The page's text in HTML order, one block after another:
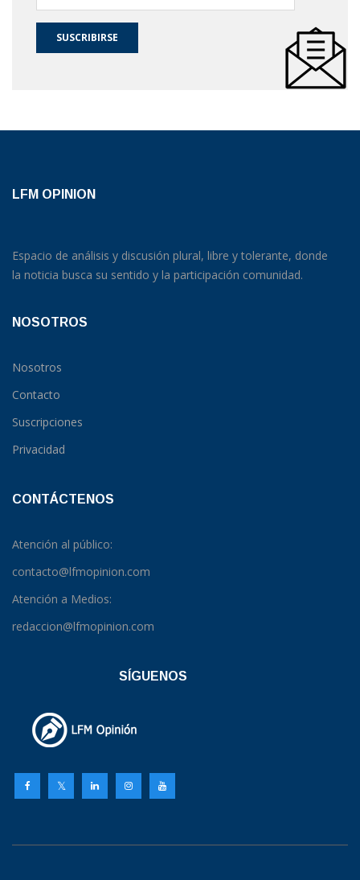
SUSCRIBIRSE
LFM OPINION
Espacio de análisis y discusión plural, libre y tolerante, donde
la noticia busca su sentido y la participación comunidad.
NOSOTROS
Nosotros
Contacto
Suscripciones
Privacidad
CONTÁCTENOS
Atención al público:
contacto@lfmopinion.com
Atención a Medios:
redaccion@lfmopinion.com
SÍGUENOS